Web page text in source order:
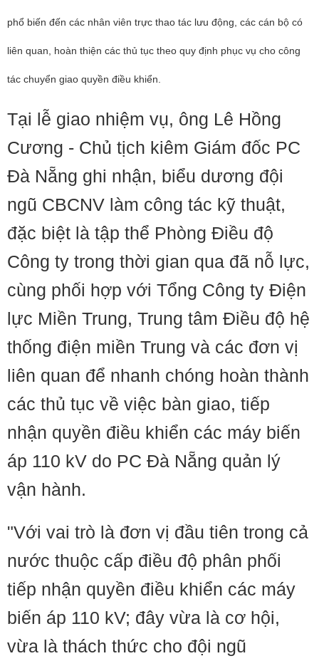
phổ biến đến các nhân viên trực thao tác lưu động, các cán bộ có
liên quan, hoàn thiện các thủ tục theo quy định phục vụ cho công
tác chuyển giao quyền điều khiển.
Tại lễ giao nhiệm vụ, ông Lê Hồng
Cương - Chủ tịch kiêm Giám đốc PC
Đà Nẵng ghi nhận, biểu dương đội
ngũ CBCNV làm công tác kỹ thuật,
đặc biệt là tập thể Phòng Điều độ
Công ty trong thời gian qua đã nỗ lực,
cùng phối hợp với Tổng Công ty Điện
lực Miền Trung, Trung tâm Điều độ hệ
thống điện miền Trung và các đơn vị
liên quan để nhanh chóng hoàn thành
các thủ tục về việc bàn giao, tiếp
nhận quyền điều khiển các máy biến
áp 110 kV do PC Đà Nẵng quản lý
vận hành.
"Với vai trò là đơn vị đầu tiên trong cả
nước thuộc cấp điều độ phân phối
tiếp nhận quyền điều khiển các máy
biến áp 110 kV; đây vừa là cơ hội,
vừa là thách thức cho đội ngũ